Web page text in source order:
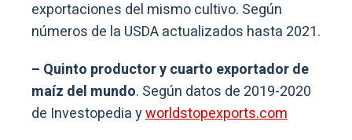
exportaciones del mismo cultivo. Según
números de la USDA actualizados hasta 2021.
– Quinto productor y cuarto exportador de
maíz del mundo. Según datos de 2019-2020
de Investopedia yworldstopexports.com